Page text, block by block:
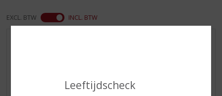
Leeftijdscheck
EXCL. BTW INCL. BTW
RUM VAN DE MAAND